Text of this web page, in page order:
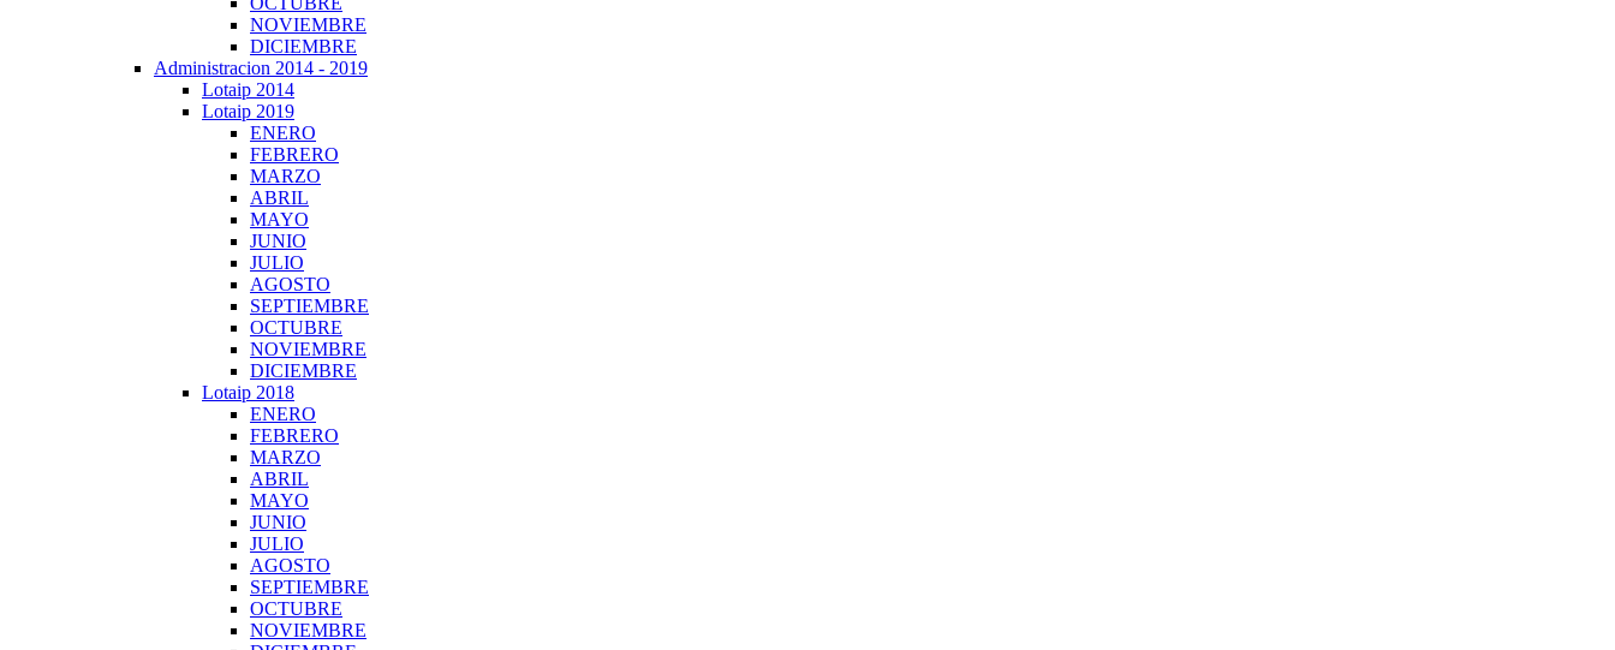
NOVIEMBRE
DICIEMBRE
Administracion 2014 - 2019
Lotaip 2014
Lotaip 2019
ENERO
FEBRERO
MARZO
ABRIL
MAYO
JUNIO
JULIO
AGOSTO
SEPTIEMBRE
OCTUBRE
NOVIEMBRE
DICIEMBRE
Lotaip 2018
ENERO
FEBRERO
MARZO
ABRIL
MAYO
JUNIO
JULIO
AGOSTO
SEPTIEMBRE
OCTUBRE
NOVIEMBRE